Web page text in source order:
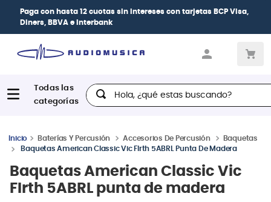
Paga con hasta 12 cuotas sin intereses con tarjetas BCP Visa,
Diners, BBVA e Interbank
Hola, ¿qué estas buscando?
Baterías Y Percusión Accesorios De Percusión
Baquetas
Baquetas American Classic Vic FIrth 5ABRL Punta De Madera
Baquetas American Classic Vic
FIrth 5ABRL punta de madera